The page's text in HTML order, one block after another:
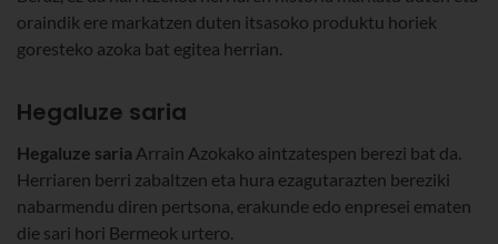
oraindik ere markatzen duten itsasoko produktu horiek
goresteko azoka bat egitea herrian.
Hegaluze saria
Hegaluze saria Arrain Azokako aintzatespen berezi bat da.
Herriaren berri zabaltzen eta hura ezagutarazten bereziki
nabarmendu diren pertsona, erakunde edo enpresei ematen
die sari hori Bermeok urtero.